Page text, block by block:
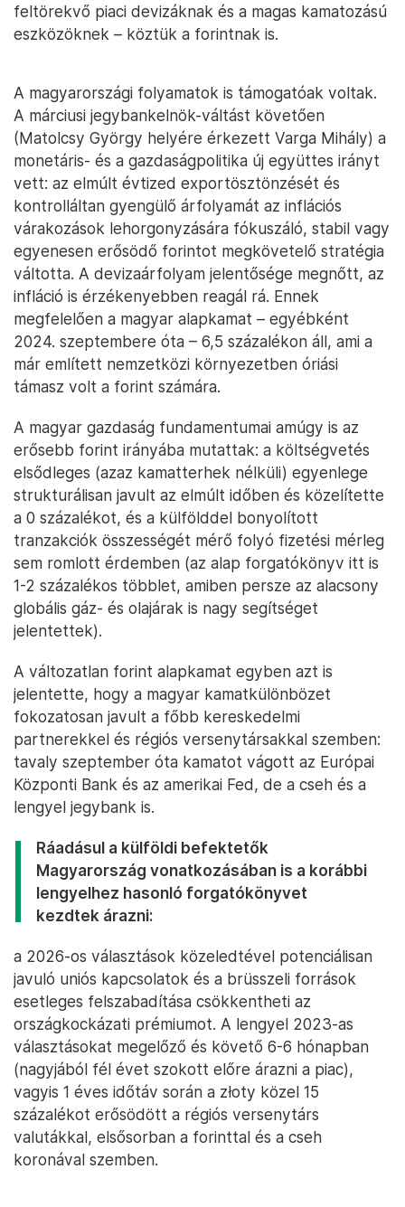
feltörekvő piaci devizáknak és a magas kamatozású
eszközöknek – köztük a forintnak is.
A magyarországi folyamatok is támogatóak voltak.
A márciusi jegybankelnök-váltást követően
(Matolcsy György helyére érkezett Varga Mihály) a
monetáris- és a gazdaságpolitika új együttes irányt
vett: az elmúlt évtized exportösztönzését és
kontrolláltan gyengülő árfolyamát az inflációs
várakozások lehorgonyzására fókuszáló, stabil vagy
egyenesen erősödő forintot megkövetelő stratégia
váltotta. A devizaárfolyam jelentősége megnőtt, az
infláció is érzékenyebben reagál rá. Ennek
megfelelően a magyar alapkamat – egyébként
2024. szeptembere óta – 6,5 százalékon áll, ami a
már említett nemzetközi környezetben óriási
támasz volt a forint számára.
A magyar gazdaság fundamentumai amúgy is az
erősebb forint irányába mutattak: a költségvetés
elsődleges (azaz kamatterhek nélküli) egyenlege
strukturálisan javult az elmúlt időben és közelítette
a 0 százalékot, és a külfölddel bonyolított
tranzakciók összességét mérő folyó fizetési mérleg
sem romlott érdemben (az alap forgatókönyv itt is
1-2 százalékos többlet, amiben persze az alacsony
globális gáz- és olajárak is nagy segítséget
jelentettek).
A változatlan forint alapkamat egyben azt is
jelentette, hogy a magyar kamatkülönbözet
fokozatosan javult a főbb kereskedelmi
partnerekkel és régiós versenytársakkal szemben:
tavaly szeptember óta kamatot vágott az Európai
Központi Bank és az amerikai Fed, de a cseh és a
lengyel jegybank is.
Ráadásul a külföldi befektetők
Magyarország vonatkozásában is a korábbi
lengyelhez hasonló forgatókönyvet
kezdtek árazni:
a 2026-os választások közeledtével potenciálisan
javuló uniós kapcsolatok és a brüsszeli források
esetleges felszabadítása csökkentheti az
országkockázati prémiumot. A lengyel 2023-as
választásokat megelőző és követő 6-6 hónapban
(nagyjából fél évet szokott előre árazni a piac),
vagyis 1 éves időtáv során a złoty közel 15
százalékot erősödött a régiós versenytárs
valutákkal, elsősorban a forinttal és a cseh
koronával szemben.